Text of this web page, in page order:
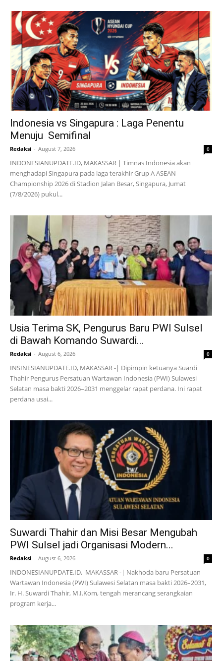
Indonesia vs Singapura : Laga Penentu
Menuju Semifinal
Redaksi - August 7, 2026 0
INDONESIANUPDATE.ID, MAKASSAR | Timnas Indonesia akan
menghadapi Singapura pada laga terakhir Grup A ASEAN
Championship 2026 di Stadion Jalan Besar, Singapura, Jumat
(7/8/2026) pukul...
Usia Terima SK, Pengurus Baru PWI Sulsel
di Bawah Komando Suwardi...
Redaksi - August 6, 2026 0
INSINESIANUPDATE.ID, MAKASSAR -| Dipimpin ketuanya Suardi
Thahir Pengurus Persatuan Wartawan Indonesia (PWI) Sulawesi
Selatan masa bakti 2026–2031 menggelar rapat perdana. Ini rapat
perdana usai...
Suwardi Thahir dan Misi Besar Mengubah
PWI Sulsel jadi Organisasi Modern...
Redaksi - August 6, 2026 0
INDONESIANUPDATE.ID, MAKASSAR -| Nakhoda baru Persatuan
Wartawan Indonesia (PWI) Sulawesi Selatan masa bakti 2026–2031,
Ir. H. Suwardi Thahir, M.I.Kom, tengah merancang serangkaian
program kerja...